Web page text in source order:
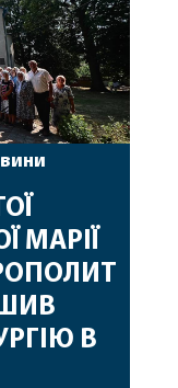
МАРІЇ
В